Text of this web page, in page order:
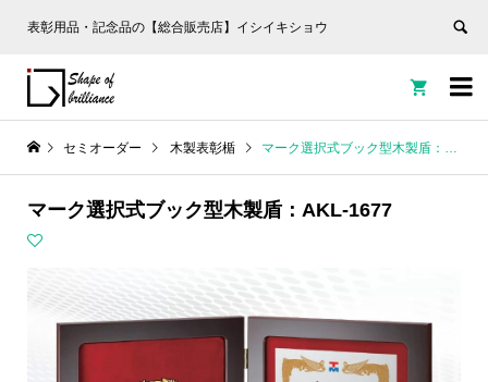
表彰用品・記念品の【総合販売店】イシイキショウ


セミオーダー 木製表彰楯 マーク選択式ブック型木製盾：AKL-1677
マーク選択式ブック型木製盾：AKL-1677